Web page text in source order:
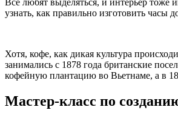
узнать, как правильно изготовить часы
Хотя, кофе, как дикая культура
занимались с 1878 года британские
кофейную плантацию во Вьетнаме, а в
Мастер-класс по